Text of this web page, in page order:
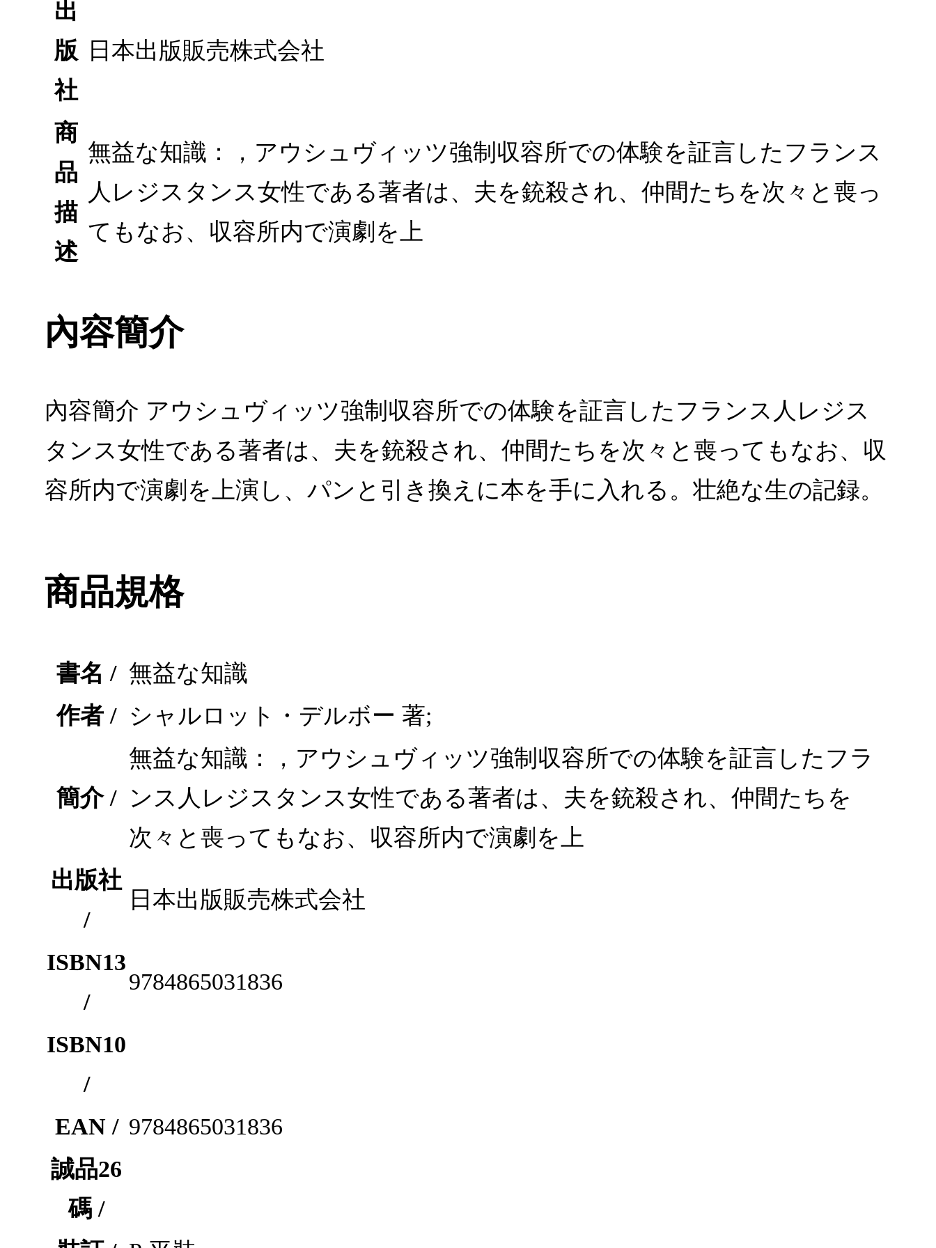
出
版
社
日本出版販売株式会社
商
品
描
述
無益な知識：，アウシュヴィッツ強制収容所での体験を証言したフランス
人レジスタンス女性である著者は、夫を銃殺され、仲間たちを次々と喪っ
てもなお、収容所内で演劇を上
內容簡介
內容簡介 アウシュヴィッツ強制収容所での体験を証言したフランス人レジス
タンス女性である著者は、夫を銃殺され、仲間たちを次々と喪ってもなお、収
容所内で演劇を上演し、パンと引き換えに本を手に入れる。壮絶な生の記録。
商品規格
書名 / 無益な知識
作者 / シャルロット・デルボー 著;
簡介 /
無益な知識：，アウシュヴィッツ強制収容所での体験を証言したフラ
ンス人レジスタンス女性である著者は、夫を銃殺され、仲間たちを
次々と喪ってもなお、収容所内で演劇を上
出版社
/
日本出版販売株式会社
ISBN13
/
9784865031836
ISBN10
/
EAN / 9784865031836
誠品26
碼 /